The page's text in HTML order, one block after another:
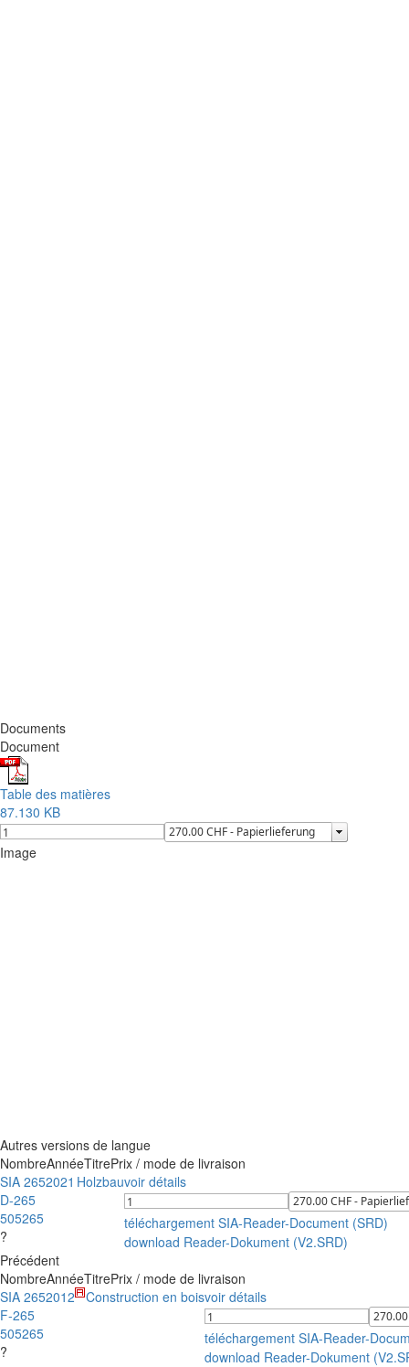
Documents
Document
Table des matières
87.130 KB
Image
Autres versions de langue
NombreAnnéeTitrePrix / mode de livraison
SIA 265
D-265
505265
?
2021 Holzbauvoir détails
téléchargement SIA-Reader-Document (SRD)
download Reader-Dokument (V2.SRD)
Précédent
NombreAnnéeTitrePrix / mode de livraison
SIA 265
F-265
505265
?
2012 Construction en boisvoir détails
téléchargement SIA-Reader-
download Reader-Dokument